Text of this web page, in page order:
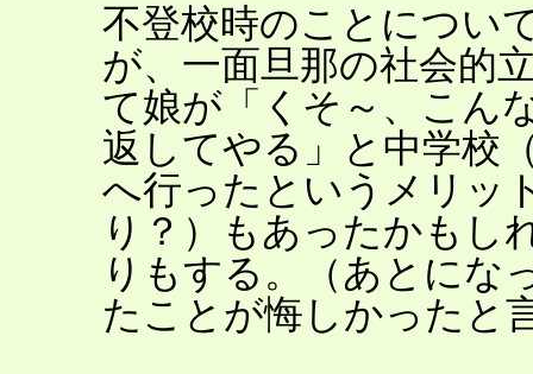
不登校時のことについ
が、一面旦那の社会的
て娘が「くそ～、こん
返してやる」と中学校
へ行ったというメリッ
り？）もあったかもし
りもする。（あとにな
たことが悔しかったと